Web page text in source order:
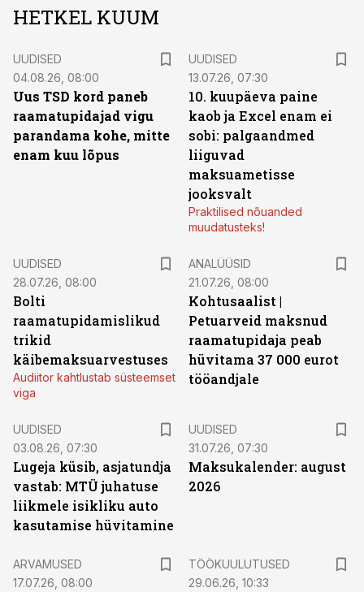
HETKEL KUUM
UUDISED
04.08.26, 08:00
Uus TSD kord paneb
raamatupidajad vigu
parandama kohe, mitte
enam kuu lõpus
UUDISED
13.07.26, 07:30
10. kuupäeva paine
kaob ja Excel enam ei
sobi: palgaandmed
liiguvad
maksuametisse
jooksvalt
Praktilised nõuanded
muudatusteks!
UUDISED
28.07.26, 08:00
Bolti
raamatupidamislikud
trikid
käibemaksuarvestuses
Audiitor kahtlustab süsteemset
viga
ANALÜÜSID
21.07.26, 08:00
Kohtusaalist |
Petuarveid maksnud
raamatupidaja peab
hüvitama 37 000 eurot
tööandjale
UUDISED
03.08.26, 07:30
Lugeja küsib, asjatundja
vastab: MTÜ juhatuse
liikmele isikliku auto
kasutamise hüvitamine
UUDISED
31.07.26, 07:30
Maksukalender: august
2026
ARVAMUSED
17.07.26, 08:00
TÖÖKUULUTUSED
29.06.26, 10:33